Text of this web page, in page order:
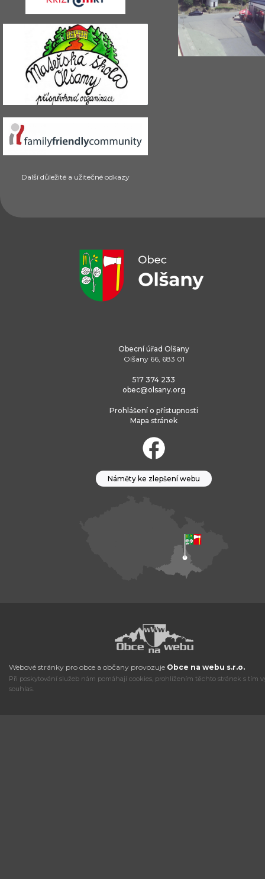
Další důležité a užitečné odkazy
Obecní úřad Olšany
Olšany 66, 683 01
517 374 233
obec@olsany.org
Prohlášení o přístupnosti
Mapa stránek
Náměty ke zlepšení webu
Webové stránky pro obce a občany provozuje Obce na webu s.r.o.
Při poskytování služeb nám pomáhají cookies, prohlížením těchto stránek s tím
souhlas.